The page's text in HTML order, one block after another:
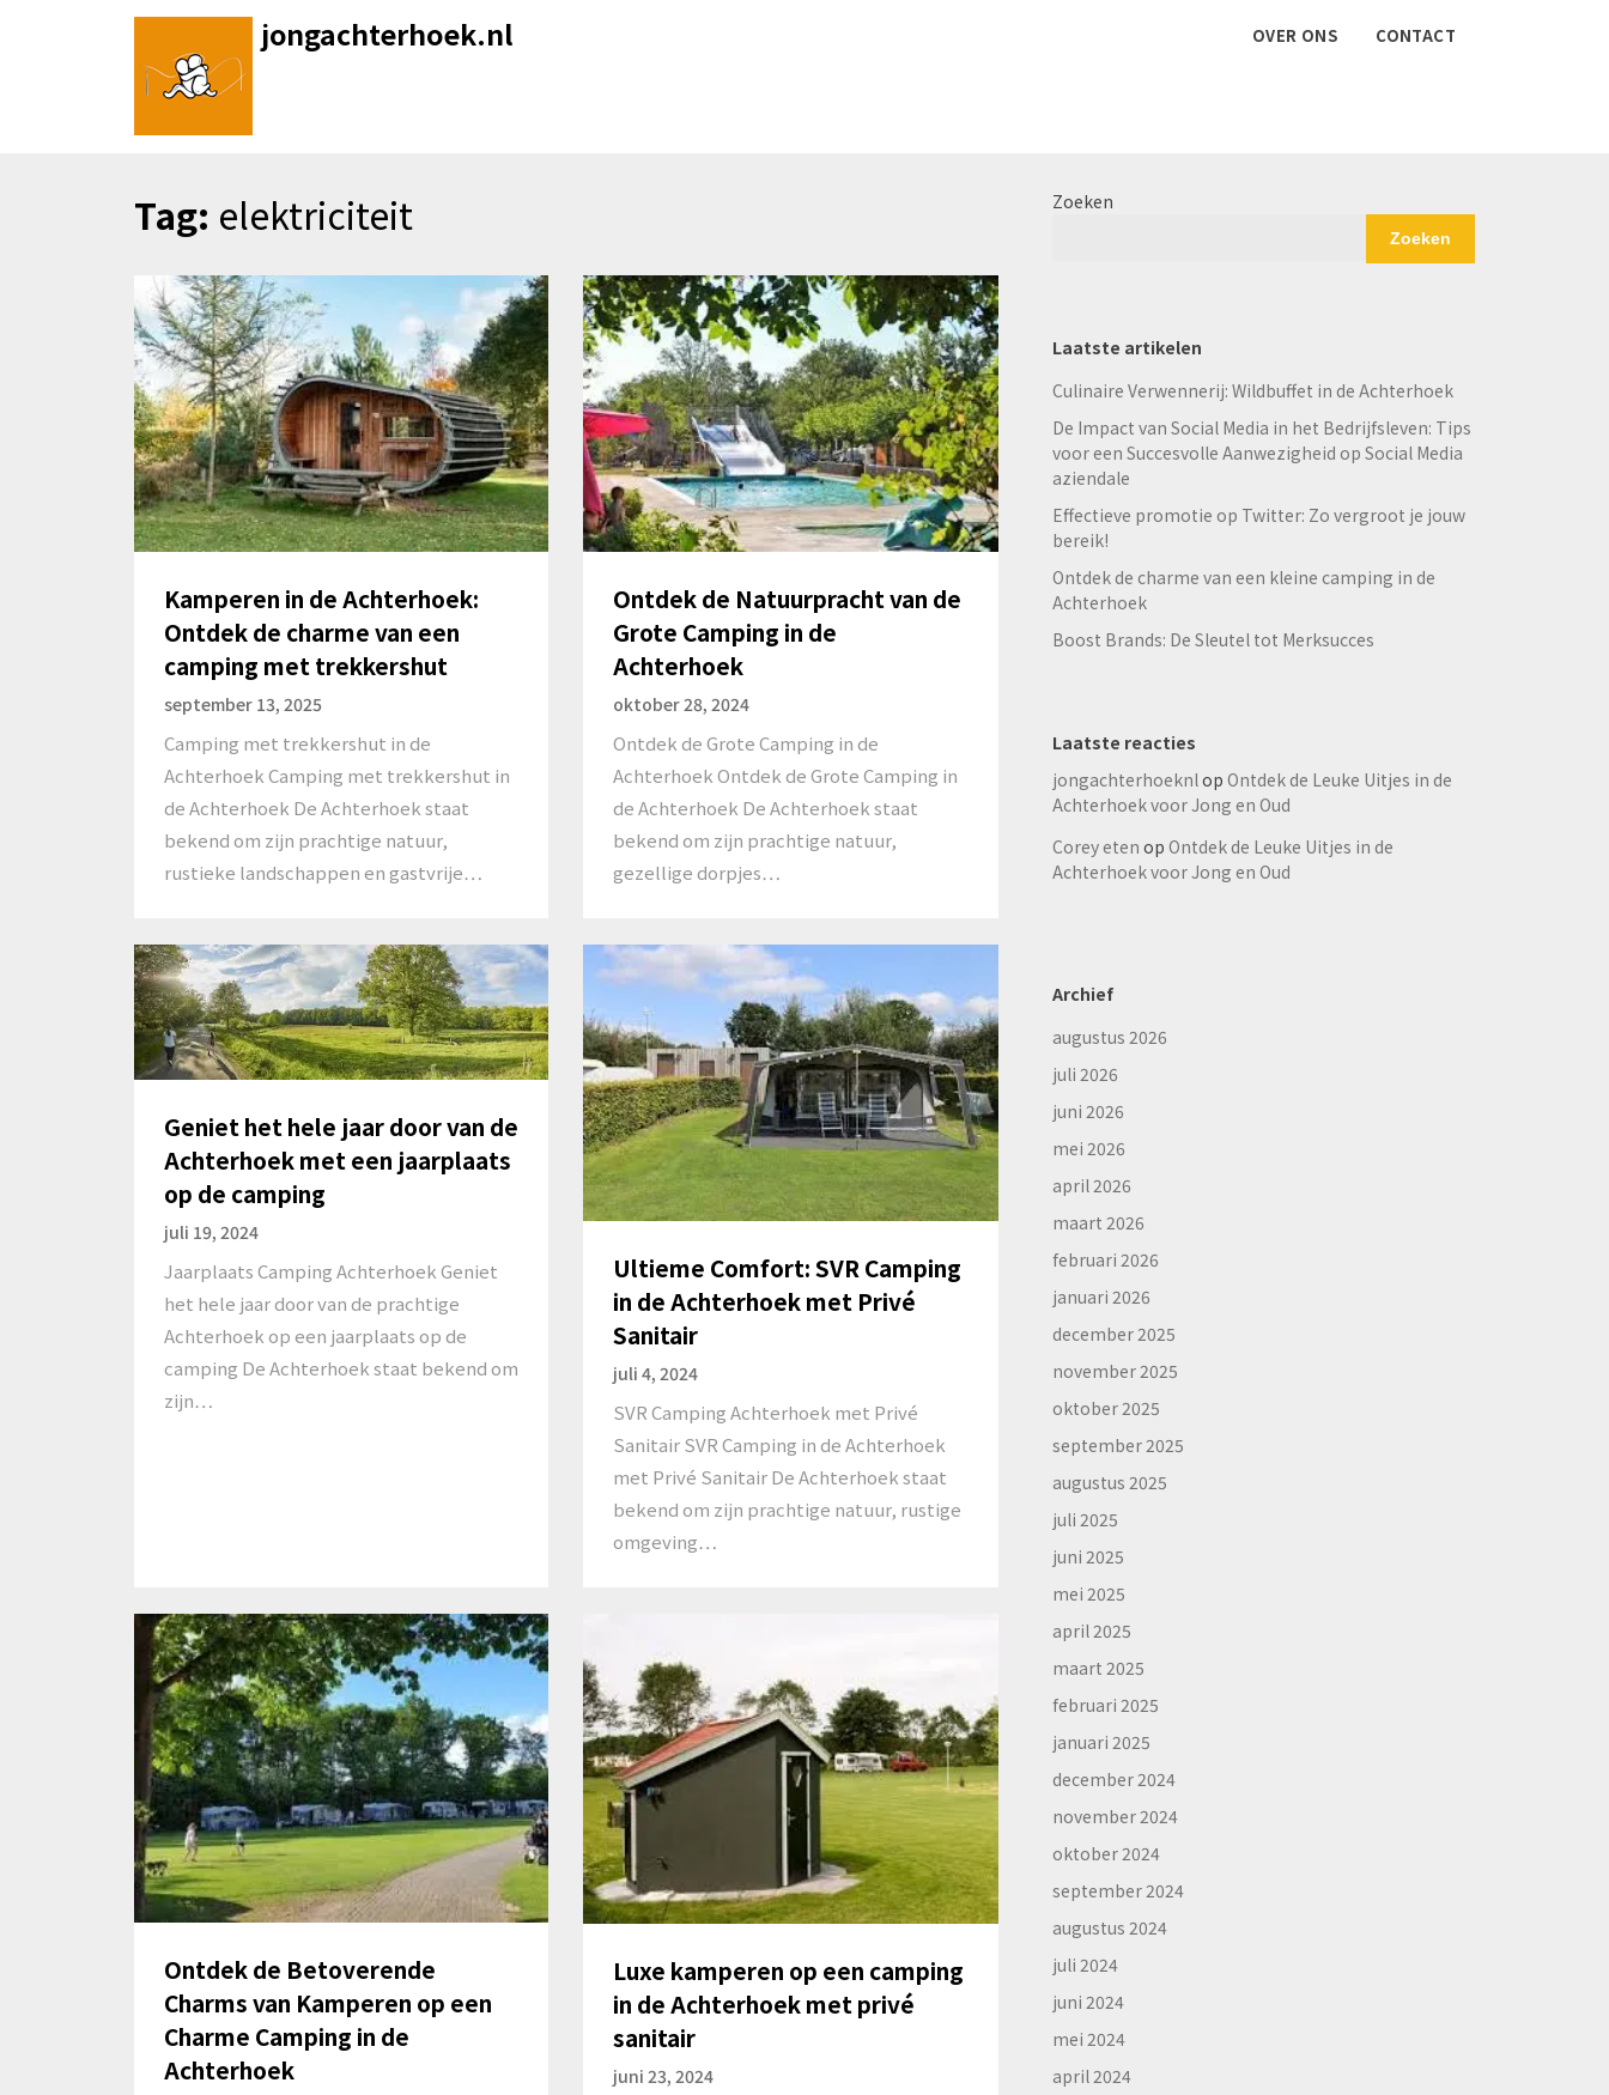
jongachterhoek.nl OVER ONS CONTACT
Tag: elektriciteit
Kamperen in de Achterhoek:
Ontdek de charme van een
camping met trekkershut
september 13, 2025
Camping met trekkershut in de
Achterhoek Camping met trekkershut in
de Achterhoek De Achterhoek staat
bekend om zijn prachtige natuur,
rustieke landschappen en gastvrije…
Ontdek de Natuurpracht van de
Grote Camping in de
Achterhoek
oktober 28, 2024
Ontdek de Grote Camping in de
Achterhoek Ontdek de Grote Camping in
de Achterhoek De Achterhoek staat
bekend om zijn prachtige natuur,
gezellige dorpjes…
Geniet het hele jaar door van de
Achterhoek met een jaarplaats
op de camping
juli 19, 2024
Jaarplaats Camping Achterhoek Geniet
het hele jaar door van de prachtige
Achterhoek op een jaarplaats op de
camping De Achterhoek staat bekend om
zijn…
Ultieme Comfort: SVR Camping
in de Achterhoek met Privé
Sanitair
juli 4, 2024
SVR Camping Achterhoek met Privé
Sanitair SVR Camping in de Achterhoek
met Privé Sanitair De Achterhoek staat
bekend om zijn prachtige natuur, rustige
omgeving…
Ontdek de Betoverende
Charms van Kamperen op een
Charme Camping in de
Achterhoek
Luxe kamperen op een camping
in de Achterhoek met privé
sanitair
juni 23, 2024
Zoeken
Zoeken
Laatste artikelen
Culinaire Verwennerij: Wildbuffet in de Achterhoek
De Impact van Social Media in het Bedrijfsleven: Tips
voor een Succesvolle Aanwezigheid op Social Media
aziendale
Effectieve promotie op Twitter: Zo vergroot je jouw
bereik!
Ontdek de charme van een kleine camping in de
Achterhoek
Boost Brands: De Sleutel tot Merksucces
Laatste reacties
jongachterhoeknlop Ontdek de Leuke Uitjes in de
Achterhoek voor Jong en Oud
Corey eten op Ontdek de Leuke Uitjes in de
Achterhoek voor Jong en Oud
Archief
augustus 2026
juli 2026
juni 2026
mei 2026
april 2026
maart 2026
februari 2026
januari 2026
december 2025
november 2025
oktober 2025
september 2025
augustus 2025
juli 2025
juni 2025
mei 2025
april 2025
maart 2025
februari 2025
januari 2025
december 2024
november 2024
oktober 2024
september 2024
augustus 2024
juli 2024
juni 2024
mei 2024
april 2024